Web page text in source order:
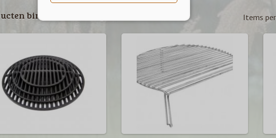
binnen deze categorie Items